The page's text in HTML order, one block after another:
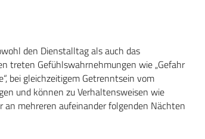
den Dienstalltag als auch das
treten Gefühlswahrnehmungen wie „Gefahr
bei gleichzeitigem Getrenntsein vom
und können zu Verhaltensweisen wie
an mehreren aufeinander folgenden Nächten